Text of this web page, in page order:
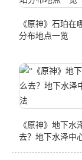
《原神》石珀在
分布地点一览
《原神》地下水
去？地下水泽中